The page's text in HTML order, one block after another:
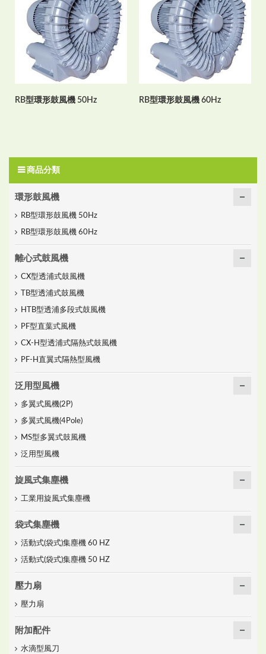
RB型環形鼓風機 50Hz RB型環形鼓風機 60Hz
商品分類
環形鼓風機
RB型環形鼓風機 50Hz
RB型環形鼓風機 60Hz
離心式鼓風機
CX型透浦式鼓風機
TB型透浦式鼓風機
HTB型透浦多段式鼓風機
PF型直葉式風機
CX-H型透浦式隔熱式鼓風機
PF-H直翼式隔熱型風機
泛用型風機
多翼式風機(2P)
多翼式風機(4Pole)
MS型多翼式鼓風機
泛用型風機
旋風式集塵機
工業用旋風式集塵機
袋式集塵機
活動式(袋式)集塵機 60 HZ
活動式(袋式)集塵機 50 HZ
壓力扇
壓力扇
附加配件
水滴型風刀